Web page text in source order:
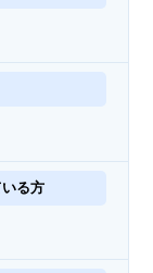
る方